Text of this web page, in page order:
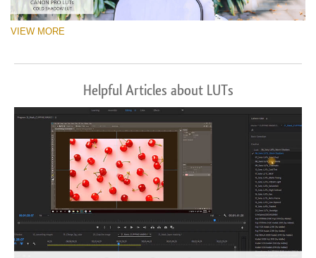
VIEW MORE
Helpful Articles about LUTs